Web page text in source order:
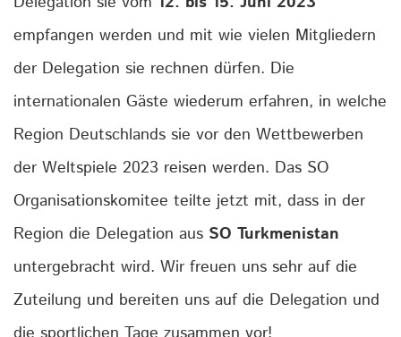
empfangen werden und mit wie vielen Mitgliedern
der Delegation sie rechnen dürfen. Die
internationalen Gäste wiederum erfahren, in welche
Region Deutschlands sie vor den Wettbewerben
der Weltspiele 2023 reisen werden. Das SO
Organisationskomitee teilte jetzt mit, dass in der
Region die Delegation aus SO Turkmenistan
untergebracht wird. Wir freuen uns sehr auf die
Zuteilung und bereiten uns auf die Delegation und